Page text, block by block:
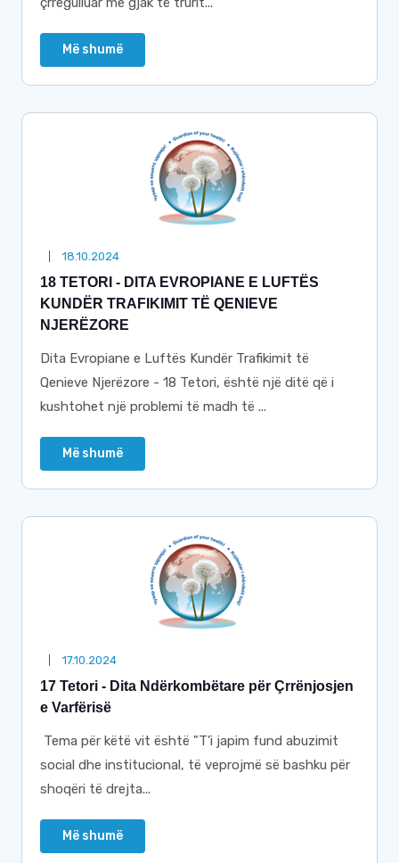
Më shumë
18.10.2024
18 TETORI - DITA EVROPIANE E LUFTËS
KUNDËR TRAFIKIMIT TË QENIEVE
NJERËZORE
Dita Evropiane e Luftës Kundër Trafikimit të
Qenieve Njerëzore - 18 Tetori, është një ditë që i
kushtohet një problemi të madh të ...
Më shumë
17.10.2024
17 Tetori - Dita Ndërkombëtare për Çrrënjosjen
e Varfërisë
Tema për këtë vit është "T’i japim fund abuzimit
social dhe institucional, të veprojmë së bashku për
shoqëri të drejta...
Më shumë